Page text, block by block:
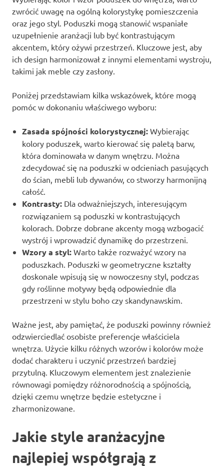
zwrócić uwagę na ogólną kolorystykę pomieszczenia
oraz jego styl. Poduszki mogą stanowić wspaniałe
uzupełnienie aranżacji lub być kontrastującym
akcentem, który ożywi przestrzeń. Kluczowe jest, aby
ich design harmonizował z innymi elementami wystroju,
takimi jak meble czy zasłony.
Poniżej przedstawiam kilka wskazówek, które mogą
pomóc w dokonaniu właściwego wyboru:
Zasada spójności kolorystycznej: Wybierając
kolory poduszek, warto kierować się paletą barw,
która dominowała w danym wnętrzu. Można
zdecydować się na poduszki w odcieniach pasujących
do ścian, mebli lub dywanów, co stworzy harmonijną
całość.
Kontrasty: Dla odważniejszych, interesującym
rozwiązaniem są poduszki w kontrastujących
kolorach. Dobrze dobrane akcenty mogą wzbogacić
wystrój i wprowadzić dynamikę do przestrzeni.
Wzory a styl: Warto także rozważyć wzory na
poduszkach. Poduszki w geometryczne kształty
doskonale wpisują się w nowoczesny styl, podczas
gdy roślinne motywy będą odpowiednie dla
przestrzeni w stylu boho czy skandynawskim.
Ważne jest, aby pamiętać, że poduszki powinny również
odzwierciedlać osobiste preferencje właściciela
wnętrza. Użycie kilku różnych wzorów i kolorów może
dodać charakteru i uczynić przestrzeń bardziej
przytulną. Kluczowym elementem jest znalezienie
równowagi pomiędzy różnorodnością a spójnością,
dzięki czemu wnętrze będzie estetyczne i
zharmonizowane.
Jakie style aranżacyjne
najlepiej współgrają z